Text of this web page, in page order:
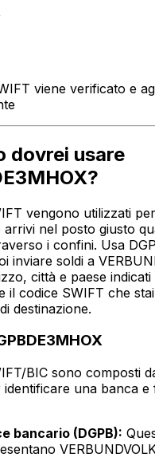
viene verificato e
dovrei usare
vengono utilizzati
nel posto giusto
i confini. Usa
inviare soldi a
città e paese
il codice SWIFT che
destinazione.
BIC sono composti
una banca e
bancario (DGPB):